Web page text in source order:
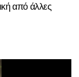
από άλλες